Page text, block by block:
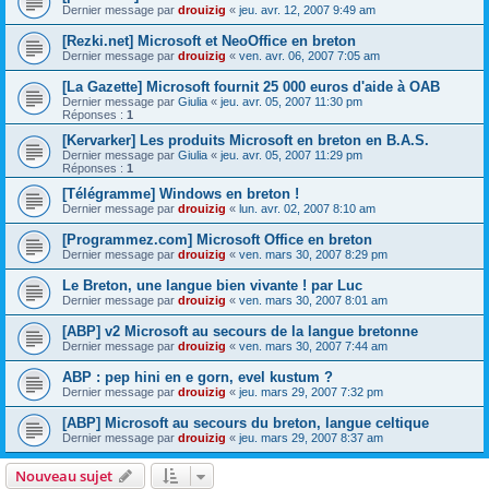
Dernier message par drouizig « jeu. avr. 12, 2007 9:49 am
[Rezki.net] Microsoft et NeoOffice en breton
Dernier message par drouizig « ven. avr. 06, 2007 7:05 am
[La Gazette] Microsoft fournit 25 000 euros d'aide à OAB
Dernier message par Giulia « jeu. avr. 05, 2007 11:30 pm
Réponses : 1
[Kervarker] Les produits Microsoft en breton en B.A.S.
Dernier message par Giulia « jeu. avr. 05, 2007 11:29 pm
Réponses : 1
[Télégramme] Windows en breton !
Dernier message par drouizig « lun. avr. 02, 2007 8:10 am
[Programmez.com] Microsoft Office en breton
Dernier message par drouizig « ven. mars 30, 2007 8:29 pm
Le Breton, une langue bien vivante ! par Luc
Dernier message par drouizig « ven. mars 30, 2007 8:01 am
[ABP] v2 Microsoft au secours de la langue bretonne
Dernier message par drouizig « ven. mars 30, 2007 7:44 am
ABP : pep hini en e gorn, evel kustum ?
Dernier message par drouizig « jeu. mars 29, 2007 7:32 pm
[ABP] Microsoft au secours du breton, langue celtique
Dernier message par drouizig « jeu. mars 29, 2007 8:37 am
Nouveau sujet